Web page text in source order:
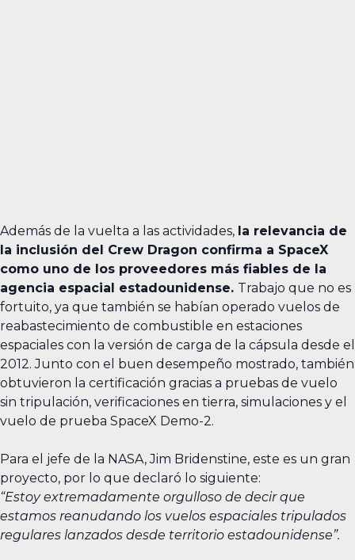
Además de la vuelta a las actividades, la relevancia de
la inclusión del Crew Dragon confirma a SpaceX
como uno de los proveedores más fiables de la
agencia espacial estadounidense. Trabajo que no es
fortuito, ya que también se habían operado vuelos de
reabastecimiento de combustible en estaciones
espaciales con la versión de carga de la cápsula desde el
2012. Junto con el buen desempeño mostrado, también
obtuvieron la certificación gracias a pruebas de vuelo
sin tripulación, verificaciones en tierra, simulaciones y el
vuelo de prueba SpaceX Demo-2.
Para el jefe de la NASA, Jim Bridenstine, este es un gran
proyecto, por lo que declaró lo siguiente:
“Estoy extremadamente orgulloso de decir que
estamos reanudando los vuelos espaciales tripulados
regulares lanzados desde territorio estadounidense”.